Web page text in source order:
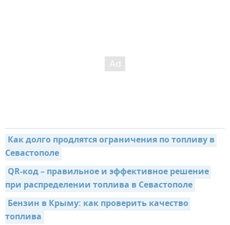
Как долго продлятся ограничения по топливу в
Севастополе
QR-код – правильное и эффективное решение
при распределении топлива в Севастополе
Бензин в Крыму: как проверить качество
топлива